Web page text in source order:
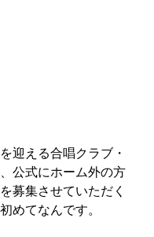
迎える合唱クラブ・
公式にホーム外の方
募集させていただく
めてなんです。